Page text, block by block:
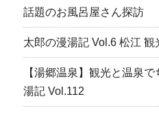
話題のお風呂屋さん探訪
太郎の漫湯記 Vol.6 松江 観
【湯郷温泉】観光と温泉
湯記 Vol.112